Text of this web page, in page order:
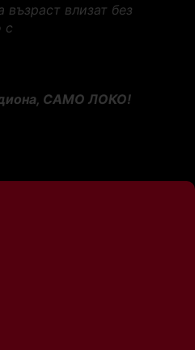
влизат без
с
САМО ЛОКО!